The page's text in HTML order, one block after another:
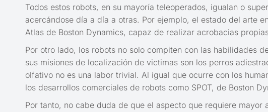
Todos estos robots, en su mayoría teleoperados, igualan o
acercándose día a día a otras. Por ejemplo, el estado del arte
Atlas de Boston Dynamics, capaz de realizar acrobacias
Por otro lado, los robots no solo compiten con las habilidades
sus misiones de localización de victimas son los perros
olfativo no es una labor trivial. Al igual que ocurre con los
los desarrollos comerciales de robots como SPOT, de Boston
Por tanto, no cabe duda de que el aspecto que requiere